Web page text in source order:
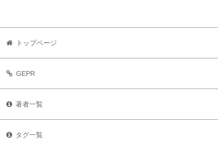
トップページ
GEPR
著者一覧
タグ一覧